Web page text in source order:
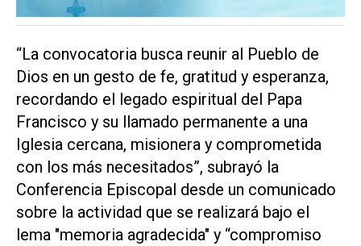
“La convocatoria busca reunir al Pueblo de
Dios en un gesto de fe, gratitud y esperanza,
recordando el legado espiritual del Papa
Francisco y su llamado permanente a una
Iglesia cercana, misionera y comprometida
con los más necesitados”, subrayó la
Conferencia Episcopal desde un comunicado
sobre la actividad que se realizará bajo el
lema "memoria agradecida" y “compromiso